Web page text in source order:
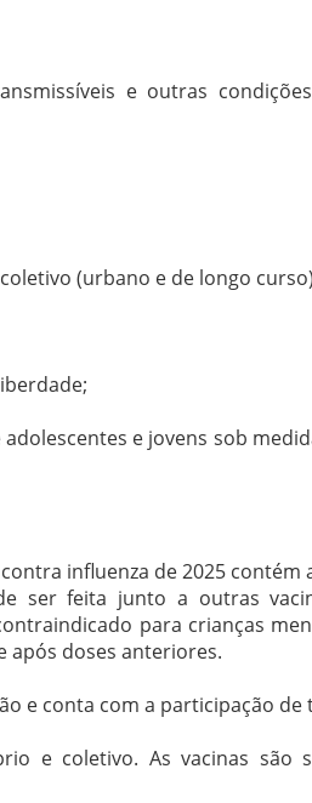
e outras
(urbano e de longo
e jovens sob
influenza de 2025 contém
ser feita junto a outras
para crianças
após doses anteriores.
e conta com a participação de
e coletivo. As vacinas são